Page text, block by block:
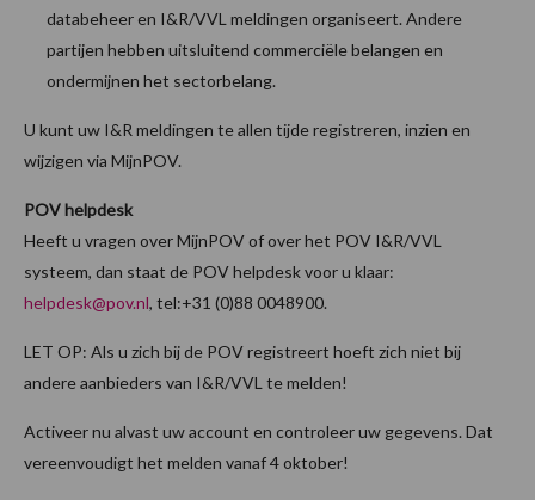
databeheer en I&R/VVL meldingen organiseert. Andere
partijen hebben uitsluitend commerciële belangen en
ondermijnen het sectorbelang.
U kunt uw I&R meldingen te allen tijde registreren, inzien en
wijzigen via MijnPOV.
POV helpdesk
Heeft u vragen over MijnPOV of over het POV I&R/VVL
systeem, dan staat de POV helpdesk voor u klaar:
helpdesk@pov.nl, tel:+31 (0)88 0048900.
LET OP: Als u zich bij de POV registreert hoeft zich niet bij
andere aanbieders van I&R/VVL te melden!
Activeer nu alvast uw account en controleer uw gegevens. Dat
vereenvoudigt het melden vanaf 4 oktober!